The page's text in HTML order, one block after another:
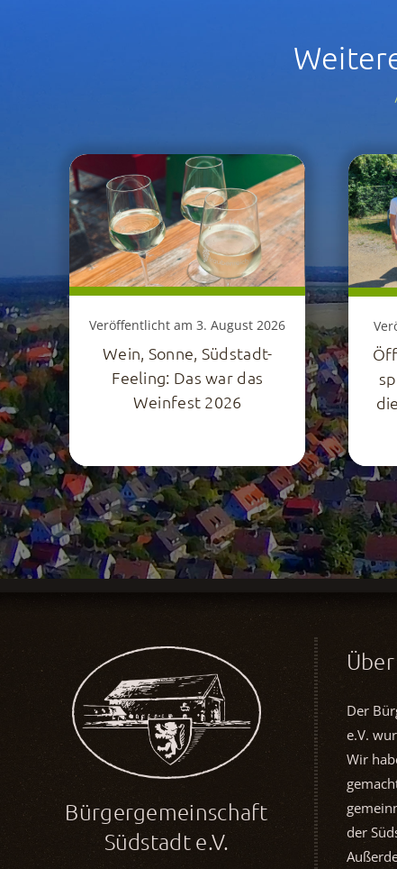
Veröffentlicht am 3. August 2026
Wein, Sonne, Südstadt-
Feeling: Das war das
Weinfest 2026
Bürgergemeinschaft
Südstadt e.V.
Der
e.V.
Wir
der